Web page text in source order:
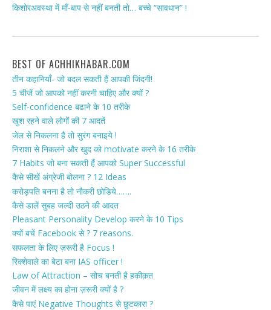
किशोरअवस्था में माँ-बाप से नहीं बनती तो… बच्चे “सावधान” !
BEST OF ACHHIKHABAR.COM
तीन कहानियाँ- जो बदल सकती हैं आपकी जिंदगी!
5 चीजें जो आपको नहीं करनी चाहिए और क्यों ?
Self-confidence बढाने के 10 तरीके
खुश रहने वाले लोगों की 7 आदतें
जेल से निकलना है तो सुरंग बनाइये !
निराशा से निकलने और खुद को motivate करने के 16 तरीके
7 Habits जो बना सकती हैं आपको Super Successful
कैसे सीखें अंग्रेजी बोलना ? 12 Ideas
करोड़पति बनना है तो नौकरी छोडिये…….
कैसे डालें सुबह जल्दी उठने की आदत
Pleasant Personality Develop करने के 10 Tips
क्यों बचें Facebook से ? 7 reasons.
सफलता के लिए ज़रूरी है Focus !
रिक्शेवाले का बेटा बना IAS officer !
Law of Attraction – सोच बनती है हकीक़त
जीवन में लक्ष्य का होना ज़रूरी क्यों है ?
कैसे पाएं Negative Thoughts से छुटकारा ?